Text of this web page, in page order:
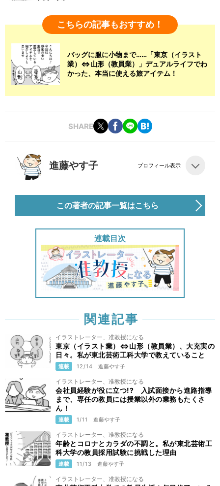
こちらの記事もおすすめ！
バッグに服に小物まで……「東京（イラスト
業）⇔山形（教員業）」デュアルライフでわ
かった、本当に使える旅アイテム！
SHARE
進藤やす子 プロフィール表示
この著者の記事一覧はこちら
連載目次
関連記事
イラストレーター、准教授になる
東京（イラスト業）⇔山形（教員業）、大充実の
日々。私が東北芸術工科大学で教えていること
連載 12/14 進藤やす子
イラストレーター、准教授になる
会社員経験が役に立つ!? 入試面接から進路指導
まで、専任の教員には授業以外の業務もたくさ
ん！
連載 1/11 進藤やす子
イラストレーター、准教授になる
年齢とコロナとカラダの不調と。私が東北芸術工
科大学の教員採用試験に挑戦した理由
連載 11/13 進藤やす子
イラストレーター、准教授になる